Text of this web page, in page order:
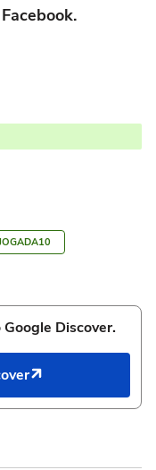
Facebook.
Discover.